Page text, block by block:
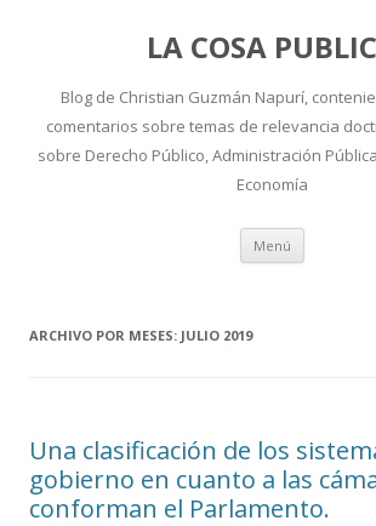
LA COSA
Blog de Christian Guzmán Napurí,
comentarios sobre temas de relevancia
sobre Derecho Público, Administración
Economía
Menú Ir
contenido
ARCHIVO POR MESES: JULIO 2019
Una clasificación de los
gobierno en cuanto a las
conforman el Parlamento.